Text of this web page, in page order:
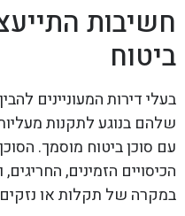
חשיבות
ביטוח
בעלי דירות המעוניינים
שלהם בנוגע לתקנות
עם סוכן ביטוח מוסמך.
הכיסויים הזמינים,
במקרה של תקלות או נזקים.